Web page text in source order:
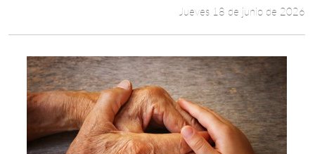
Jueves 18 de junio de 2026